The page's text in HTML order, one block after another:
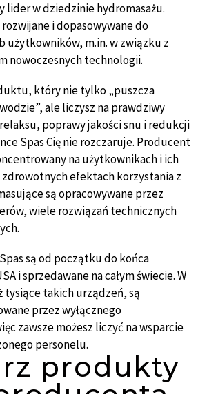
lider w dziedzinie hydromasażu.
i dopasowywane do
użytkowników, m.in. w związku z
nowoczesnych technologii.
który nie tylko „puszcza
ale liczysz na prawdziwy
poprawy jakości snu i redukcji
Spas Cię nie rozczaruje. Producent
na użytkownikach i ich
efektach korzystania z
są opracowywane przez
wiele rozwiązań technicznych
są od początku do końca
i sprzedawane na całym świecie. W
tysiące takich urządzeń, są
przez wyłącznego
zawsze możesz liczyć na wsparcie
personelu.
produkty